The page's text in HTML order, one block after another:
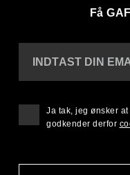
Få
INDTAST DIN
Ja tak, jeg ønsker
godkender derfor